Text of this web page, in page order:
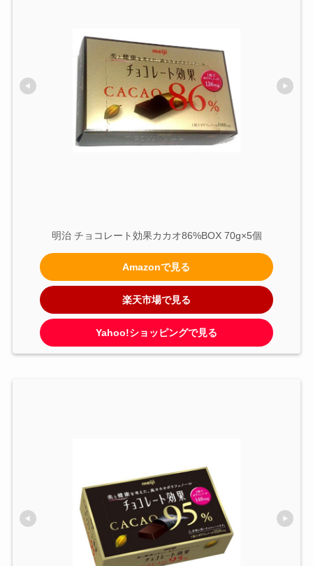
明治 チョコレート効果カカオ86%BOX 70g×5個
Amazonで見る
楽天市場で見る
Yahoo!ショッピングで見る